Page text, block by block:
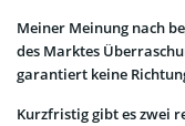
Meiner Meinung nach
des Marktes
garantiert keine
Kurzfristig gibt es zwei